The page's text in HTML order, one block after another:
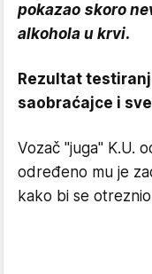
pokazao skoro
alkohola u krvi.
Rezultat
saobraćajce i
Vozač "juga" K.U.
određeno mu je
kako bi se